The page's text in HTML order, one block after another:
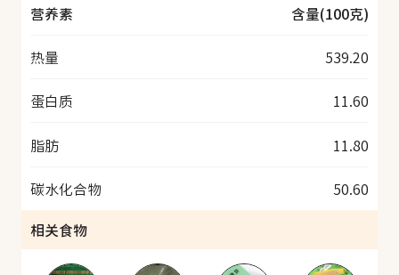
营养素
含量(100克)
热量 539.20
蛋白质 11.60
脂肪 11.80
碳水化合物
50.60
相关食物